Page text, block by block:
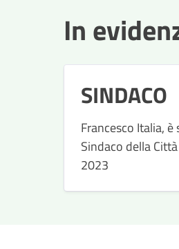
In
SINDACO
Francesco Italia,
Sindaco della
2023